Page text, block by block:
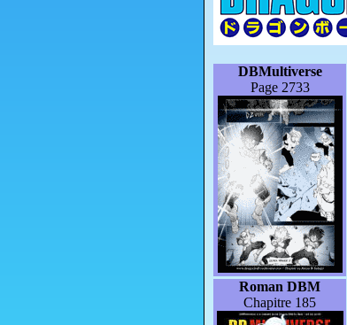
DBMultiverse
Page 2733
Roman DBM
Chapitre 185